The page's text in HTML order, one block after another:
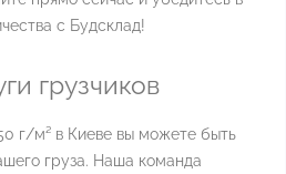
с Будсклад!
грузчиков
г/м² в Киеве вы можете быть
груза. Наша команда